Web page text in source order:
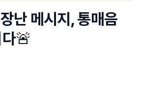
난 메시지, 통매음
🚨